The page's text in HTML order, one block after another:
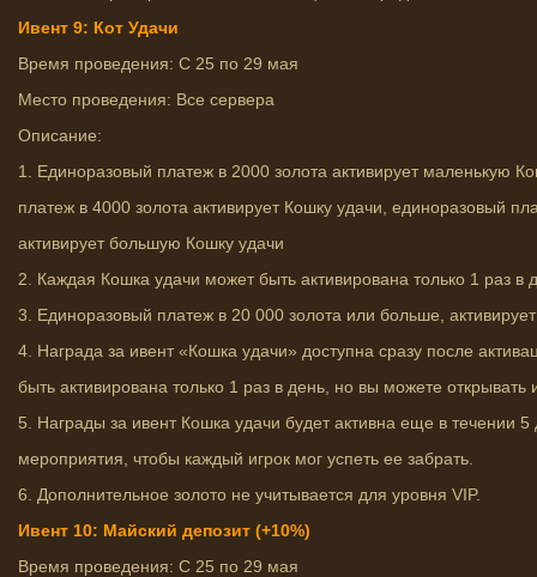
Ивент 9: Кот Удачи
Время проведения: С 25 по 29 мая
Место проведения: Все сервера
Описание:
1. Единоразовый платеж в 2000 золота активирует маленькую
платеж в 4000 золота активирует Кошку удачи, единоразовый
активирует большую Кошку удачи
2. Каждая Кошка удачи может быть активирована только 1 раз в
3. Единоразовый платеж в 20 000 золота или больше,
4. Награда за ивент «Кошка удачи» доступна сразу после
быть активирована только 1 раз в день, но вы можете открывать
5. Награды за ивент Кошка удачи будет активна еще в течении
мероприятия, чтобы каждый игрок мог успеть ее забрать.
6. Дополнительное золото не учитывается для уровня VIP.
Ивент 10: Майский депозит (+10%)
Время проведения: С 25 по 29 мая